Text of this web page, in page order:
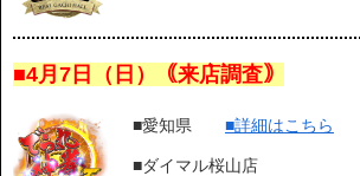
■4月7日（日）｟来店調査｠
■愛知県 ■詳細はこちら
■ダイマル桜山店